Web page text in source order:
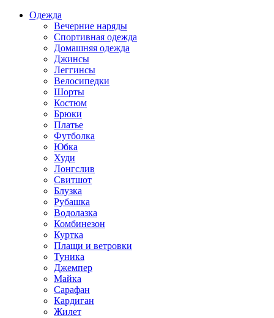
Одежда
Вечерние наряды
Спортивная одежда
Домашняя одежда
Джинсы
Леггинсы
Велосипедки
Шорты
Костюм
Брюки
Платье
Футболка
Юбка
Худи
Лонгслив
Свитшот
Блузка
Рубашка
Водолазка
Комбинезон
Куртка
Плащи и ветровки
Туника
Джемпер
Майка
Сарафан
Кардиган
Жилет